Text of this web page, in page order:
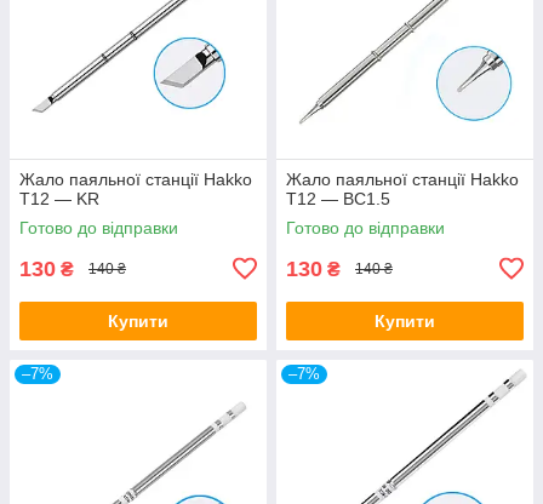
Жало паяльної станції Hakko
T12 — KR
Готово до відправки
130 ₴ 140 ₴
Купити
Жало паяльної станції Hakko
T12 — BC1.5
Готово до відправки
130 ₴ 140 ₴
Купити
–7% –7%